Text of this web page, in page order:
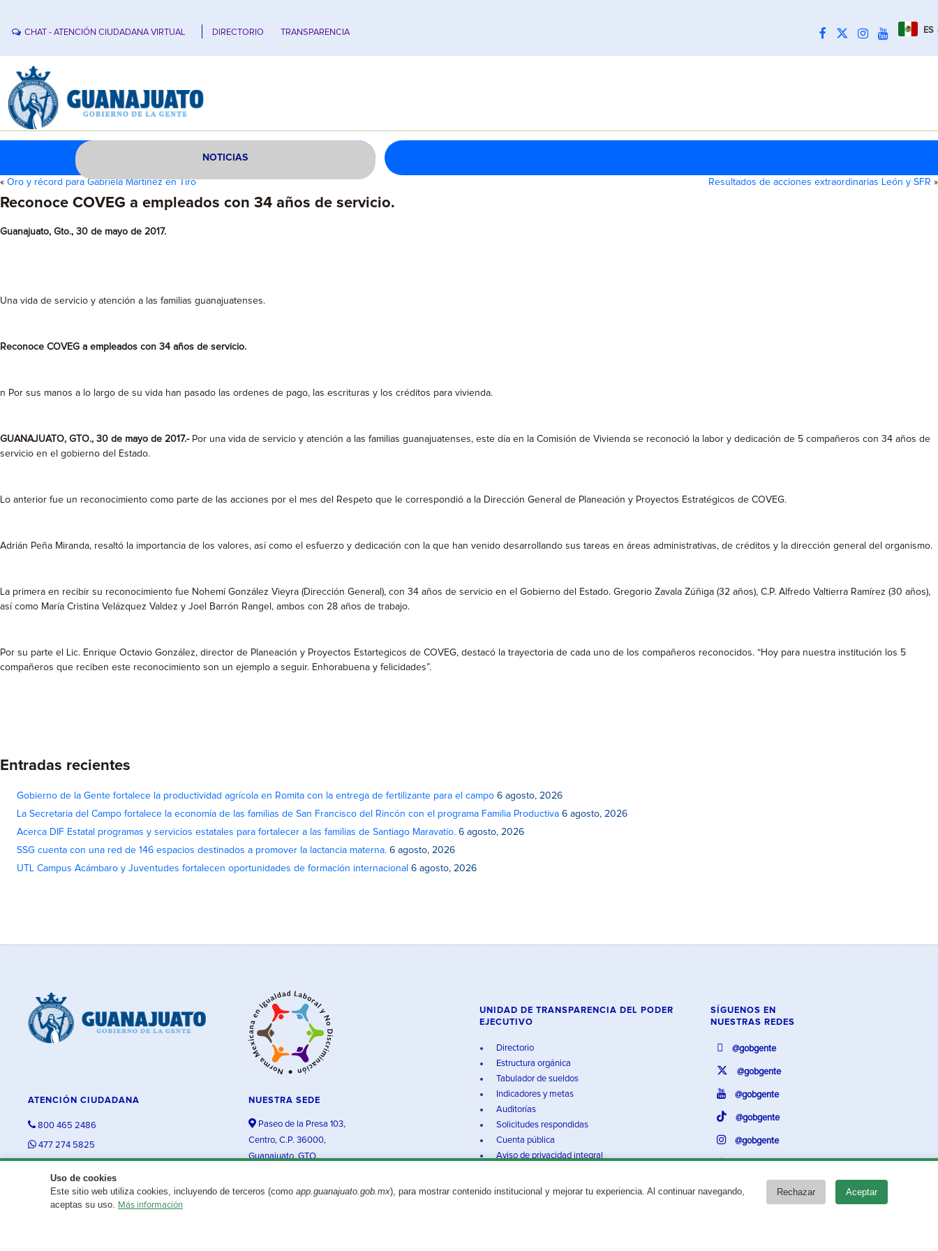
CHAT - ATENCIÓN CIUDADANA VIRTUAL DIRECTORIO TRANSPARENCIA ES
NOTICIAS
« Oro y récord para Gabriela Martínez en Tiro Resultados de acciones extraordinarias León y SFR »
Reconoce COVEG a empleados con 34 años de servicio.
Guanajuato, Gto., 30 de mayo de 2017.
Una vida de servicio y atención a las familias guanajuatenses.
Reconoce COVEG a empleados con 34 años de servicio.
n Por sus manos a lo largo de su vida han pasado las ordenes de pago, las escrituras y los créditos para vivienda.
GUANAJUATO, GTO., 30 de mayo de 2017.- Por una vida de servicio y atención a las familias guanajuatenses, este día en la Comisión de Vivienda se reconoció la labor y dedicación de 5 compañeros con 34 años de
servicio en el gobierno del Estado.
Lo anterior fue un reconocimiento como parte de las acciones por el mes del Respeto que le correspondió a la Dirección General de Planeación y Proyectos Estratégicos de COVEG.
Adrián Peña Miranda, resaltó la importancia de los valores, así como el esfuerzo y dedicación con la que han venido desarrollando sus tareas en áreas administrativas, de créditos y la dirección general del organismo.
La primera en recibir su reconocimiento fue Nohemí González Vieyra (Dirección General), con 34 años de servicio en el Gobierno del Estado. Gregorio Zavala Zúñiga (32 años), C.P. Alfredo Valtierra Ramírez (30 años),
así como María Cristina Velázquez Valdez y Joel Barrón Rangel, ambos con 28 años de trabajo.
Por su parte el Lic. Enrique Octavio González, director de Planeación y Proyectos Estartegicos de COVEG, destacó la trayectoria de cada uno de los compañeros reconocidos. “Hoy para nuestra institución los 5
compañeros que reciben este reconocimiento son un ejemplo a seguir. Enhorabuena y felicidades”.
Entradas recientes
Gobierno de la Gente fortalece la productividad agrícola en Romita con la entrega de fertilizante para el campo 6 agosto, 2026
La Secretaria del Campo fortalece la economía de las familias de San Francisco del Rincón con el programa Familia Productiva 6 agosto, 2026
Acerca DIF Estatal programas y servicios estatales para fortalecer a las familias de Santiago Maravatío. 6 agosto, 2026
SSG cuenta con una red de 146 espacios destinados a promover la lactancia materna. 6 agosto, 2026
UTL Campus Acámbaro y Juventudes fortalecen oportunidades de formación internacional 6 agosto, 2026
Uso de cookies
Este sitio web utiliza cookies, incluyendo de terceros (como app.guanajuato.gob.mx), para mostrar contenido institucional y mejorar tu experiencia. Al continuar navegando,
aceptas su uso. Más información
Rechazar Aceptar
ATENCIÓN CIUDADANA
800 465 2486
477 274 5825
NUESTRA SEDE
Paseo de la Presa 103,
Centro, C.P. 36000,
Guanajuato, GTO.
UNIDAD DE TRANSPARENCIA DEL PODER
EJECUTIVO
Directorio
Estructura orgánica
Tabulador de sueldos
Indicadores y metas
Auditorías
Solicitudes respondidas
Cuenta pública
Aviso de privacidad integral
SÍGUENOS EN
NUESTRAS REDES
@gobgente
@gobgente
@gobgente
@gobgente
@gobgente
@gobgente
¿Existe algún problema con esta página?Repórtalo aquí. Aviso legal© 2025 Gobierno del Estado de Guanajuato